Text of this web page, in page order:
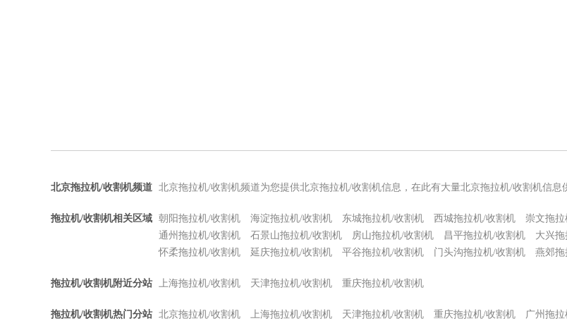
北京拖拉机/收割机频道 北京拖拉机/收割机频道为您提供北京拖拉机/收割机信息，在此有大量北京拖拉机/收割机信息
拖拉机/收割机相关区域 朝阳拖拉机/收割机 海淀拖拉机/收割机 东城拖拉机/收割机 西城拖拉机/收割机 崇文拖
通州拖拉机/收割机
石景山拖拉机/收割机 房山拖拉机/收割机 昌平拖拉机/收割机 大兴
怀柔拖拉机/收割机
延庆拖拉机/收割机 平谷拖拉机/收割机 门头沟拖拉机/收割机 燕郊
拖拉机/收割机附近分站 上海拖拉机/收割机 天津拖拉机/收割机 重庆拖拉机/收割机
拖拉机/收割机热门分站 北京拖拉机/收割机 上海拖拉机/收割机 天津拖拉机/收割机 重庆拖拉机/收割机 广州拖